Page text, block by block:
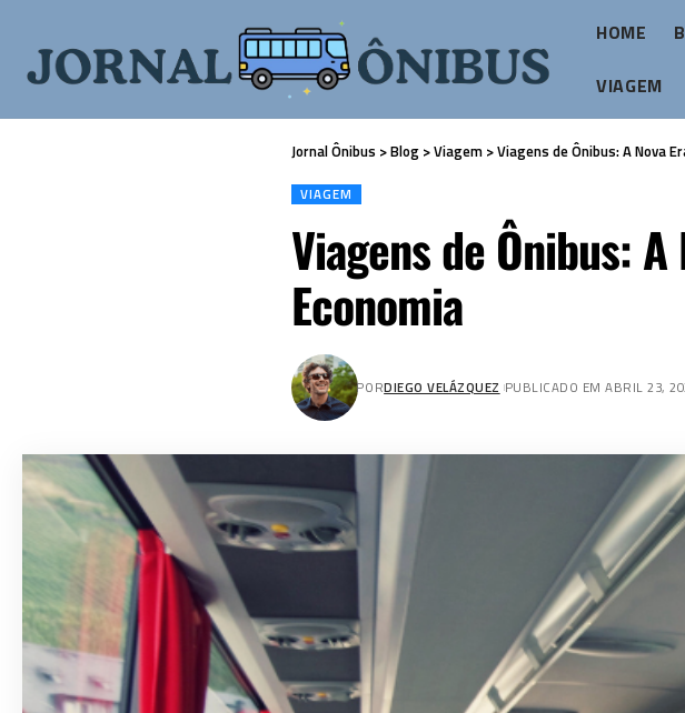
HOME
VIAGEM
Jornal Ônibus >Blog >Viagem >Viagens de Ônibus: A Nova
VIAGEM
Viagens de Ônibus:
Economia
PORDIEGO VELÁZQUEZ PUBLICADO EM ABRIL 23,